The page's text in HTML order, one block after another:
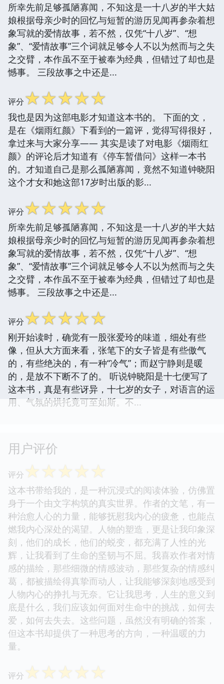
所幸先前足够孤陋寡闻，不知这是一十八岁的半大姑
娘根据母亲少时的回忆与短暂的游历见闻再参杂着想
象写就的爱情故事，若不然，仅凭“十八岁”、“想
象”、“爱情故事”三个词就足够令人不以为然而与之失
之交臂，本作虽不至于被奉为经典，但错过了却也是
憾事。 三段故事之中还是...
评分☆☆☆☆☆
我也是因为这部电影才知道这本书的。 下面的文，
是在《烟雨红颜》下看到的一篇评，觉得写得很好，
拿过来与大家分享—— 其实是读了对电影《烟雨红
颜》的评论后才知道有《停车暂借问》这样一本书
的。才知道自己是那么孤陋寡闻，竟然不知道钟晓阳
这个才女和她这部17岁时出版的影...
评分☆☆☆☆☆
所幸先前足够孤陋寡闻，不知这是一十八岁的半大姑
娘根据母亲少时的回忆与短暂的游历见闻再参杂着想
象写就的爱情故事，若不然，仅凭“十八岁”、“想
象”、“爱情故事”三个词就足够令人不以为然而与之失
之交臂，本作虽不至于被奉为经典，但错过了却也是
憾事。 三段故事之中还是...
评分☆☆☆☆☆
刚开始读时，确觉有一股张爱玲的味道，细处有些
像，但从大方面来看，张笔下的女子皆是有些傲气
的，有些绝决的，有一种“冷气”；而赵宁静则是暖
的，是放不下断不了的。 听说钟晓阳是十七便写了
这本书，真是有些讶异，十七岁的女子，对语言的运
用、气氛的烘托竟可至如斯。不...
用户评价
评分 ☆☆☆☆☆
这本书带给我的，是一种沉浸式的阅读体验，仿佛置
身于一个由文字构筑的真实世界。作者的文笔，有一
种治愈人心的力量，能够抚慰我内心的疲惫，也能点
燃我内心深处的渴望。人物的塑造，更是让我印象深
刻，他们的成长，他们的蜕变，都充满了人性的光
辉，让我看到了生命的坚韧与不屈。我喜欢作者对情
感的描绘，那些细微的情感波动，那些复杂的情感纠
葛，都被描绘得真挚而动人，让我能够深刻地感受到
人物内心的挣扎与无奈。它让我思考，人生的意义到
底是什么，我们应该如何面对生命中的挑战，如何去
爱，如何去失去。这些问题，虽然没有明确的答案，
但这本书却提供了一种思考的方向，一种温暖的力
量。
评分 ☆☆☆☆☆